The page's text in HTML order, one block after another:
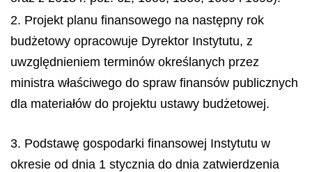
2. Projekt planu finansowego na następny rok
budżetowy opracowuje Dyrektor Instytutu, z
uwzględnieniem terminów określanych przez
ministra właściwego do spraw finansów publicznych
dla materiałów do projektu ustawy budżetowej.
3. Podstawę gospodarki finansowej Instytutu w
okresie od dnia 1 stycznia do dnia zatwierdzenia